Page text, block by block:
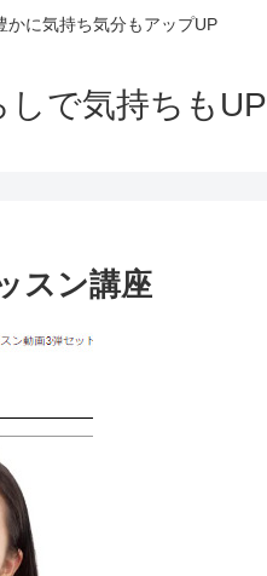
かに気持ち気分もアップUP
で気持ちもUP
スン講座